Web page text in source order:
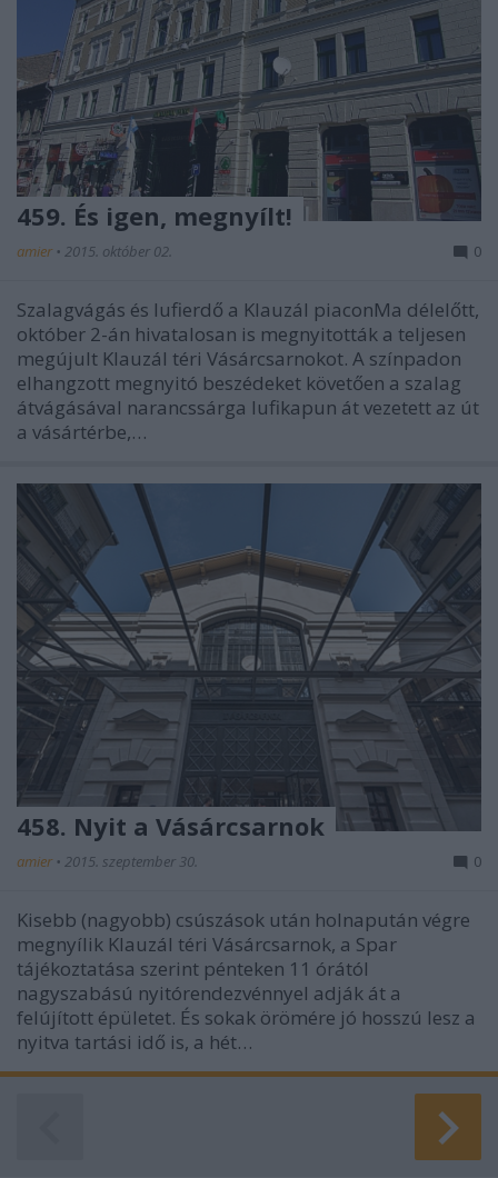
459. És igen, megnyílt!
amier • 2015. október 02. 0
Szalagvágás és lufierdő a Klauzál piaconMa délelőtt,
október 2-án hivatalosan is megnyitották a teljesen
megújult Klauzál téri Vásárcsarnokot. A színpadon
elhangzott megnyitó beszédeket követően a szalag
átvágásával narancssárga lufikapun át vezetett az út
a vásártérbe,…
458. Nyit a Vásárcsarnok
amier • 2015. szeptember 30. 0
Kisebb (nagyobb) csúszások után holnapután végre
megnyílik Klauzál téri Vásárcsarnok, a Spar
tájékoztatása szerint pénteken 11 órától
nagyszabású nyitórendezvénnyel adják át a
felújított épületet. És sokak örömére jó hosszú lesz a
nyitva tartási idő is, a hét…